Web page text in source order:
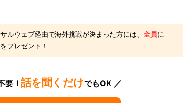
ルウェブ経由で海外挑戦が決まった方には、 全員に
をプレゼント！
要！ 話を聞くだけでもOK